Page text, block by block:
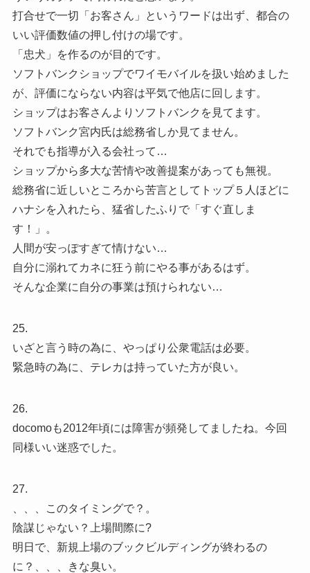
打合せで一切「お客さん」というワードは出ず、都合の
いい評価数値の押し付けの場です。
「忠犬」を作るのが目的です。
ソフトバンクショップでワイモバイルを扱い始めました
が、評価にならない内容は平気で他店に回します。
ショップはお客さんよりソフトバンクを見てます。
ソフトバンク宮内氏は総務省しか見てません。
それでも指導が入る会社って…
ショップから多大な苦情や改善提案があっても無視。
総務省に近しいところから苦言としてトップ５人ほどに
ハナシを入れたら、猛省したふりで「すぐ直しま
す！」。
人間が安っぽすぎて情けない…
自分に溺れてカネに狂う前にやる事があるはず。
そんな企業に自分の事業は預けられない…
25.
いざと言う時の為に、やっぱり公衆電話は必要。
緊急時の為に、テレカは持っていた方が良い。
26.
docomoも2012年頃には障害が頻発してましたね。今回
同様いい迷惑でした。
27.
、、、このタイミングで？。
陰謀じゃない？上場間際に?
明日で、新規上場のブックビルディングが終わるの
に？、、、きな臭い。